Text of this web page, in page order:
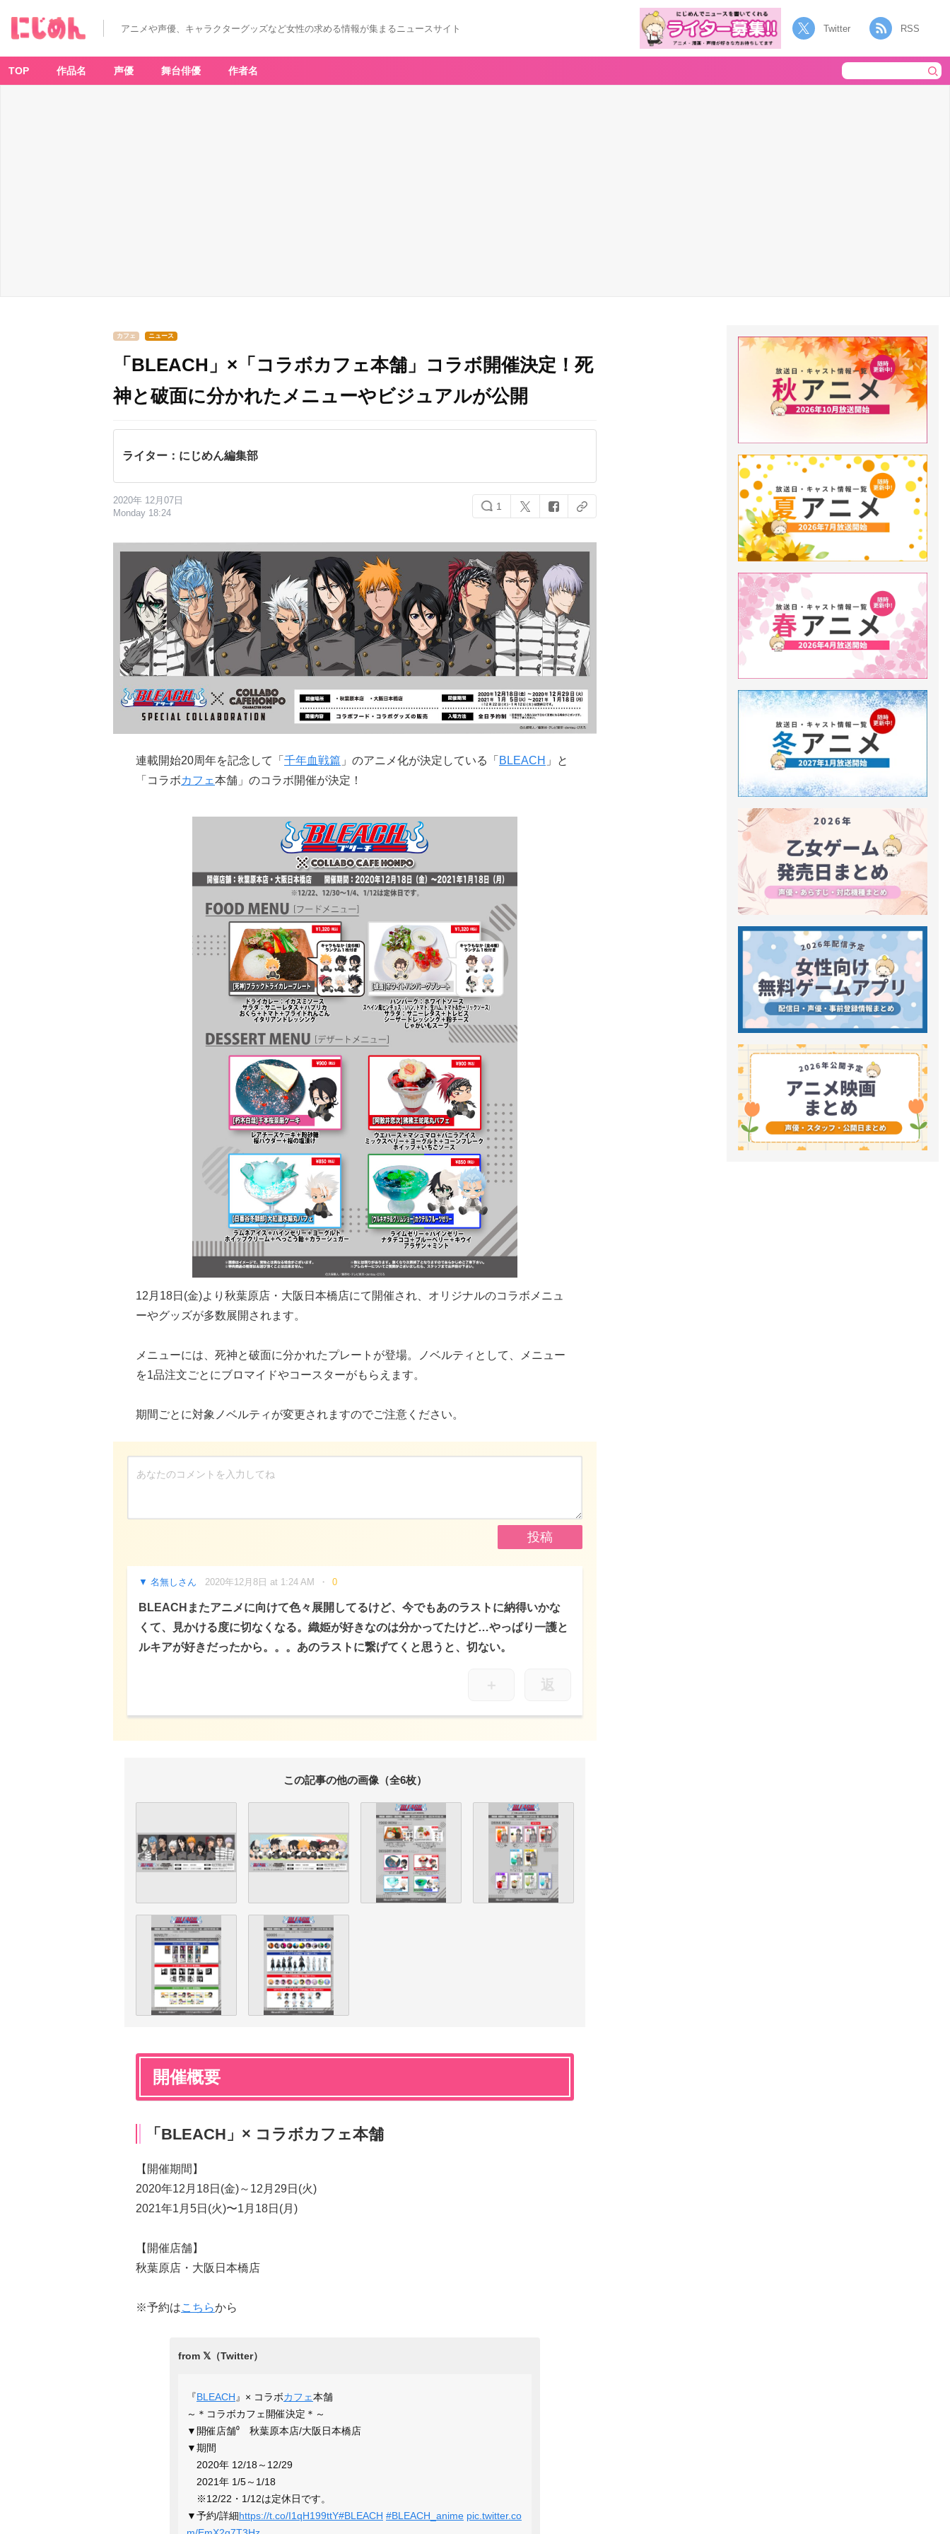
アニメや声優、キャラクターグッズなど女性の求める情報が集まるニュースサイト Twitter RSS
TOP 作品名 声優 舞台俳優 作者名
カフェ ニュース
「BLEACH」×「コラボカフェ本舗」コラボ開催決定！死
神と破面に分かれたメニューやビジュアルが公開
ライター：にじめん編集部
2020年 12月07日
Monday 18:24
1
連載開始20周年を記念して「 千年血戦篇 」のアニメ化が決定している「 BLEACH 」と
「コラボカフェ本舗」のコラボ開催が決定！
12月18日(金)より秋葉原店・大阪日本橋店にて開催され、オリジナルのコラボメニュ
ーやグッズが多数展開されます。
メニューには、死神と破面に分かれたプレートが登場。ノベルティとして、メニュー
を1品注文ごとにブロマイドやコースターがもらえます。
期間ごとに対象ノベルティが変更されますのでご注意ください。
名無しさん 2020年12月8日 at 1:24 AM 0
BLEACHまたアニメに向けて色々展開してるけど、今でもあのラストに納得いかな
くて、見かける度に切なくなる。織姫が好きなのは分かってたけど…やっぱり一護と
ルキアが好きだったから。。。あのラストに繋げてくと思うと、切ない。
＋ 返
この記事の他の画像（全6枚）
開催概要
「BLEACH」× コラボカフェ本舗
【開催期間】
2020年12月18日(金)～12月29日(火)
2021年1月5日(火)〜1月18日(月)
【開催店舗】
秋葉原店・大阪日本橋店
※予約はこちらから
『BLEACH 』× コラボカフェ本舗
～＊コラボカフェ開催決定＊～
▼開催店舗⁰ 秋葉原本店/大阪日本橋店
▼期間
2020年 12/18～12/29
2021年 1/5～1/18
※12/22・1/12は定休日です。
▼予約/詳細https://t.co/I1qH199ttY#BLEACH #BLEACH_anime pic.twitter.co